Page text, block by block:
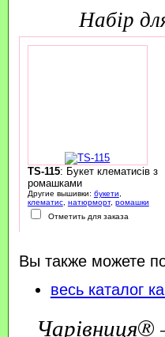
набір
TS-115: Букет клематисів з
ромашками
Другие вышивки: букети
клематис, натюрморт, ромашки
Отметить для заказа
Вы также можете
весь каталог